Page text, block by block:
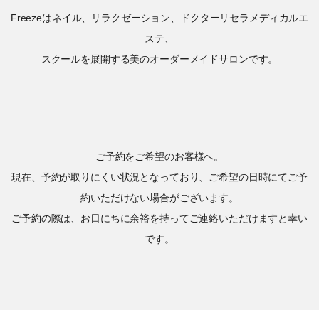
Freezeはネイル、リラクゼーション、ドクターリセラメディカルエ
ステ、
スクールを展開する美のオーダーメイドサロンです。
ご予約をご希望のお客様へ。
現在、予約が取りにくい状況となっており、ご希望の日時にてご予
約いただけない場合がございます。
ご予約の際は、お日にちに余裕を持ってご連絡いただけますと幸い
です。